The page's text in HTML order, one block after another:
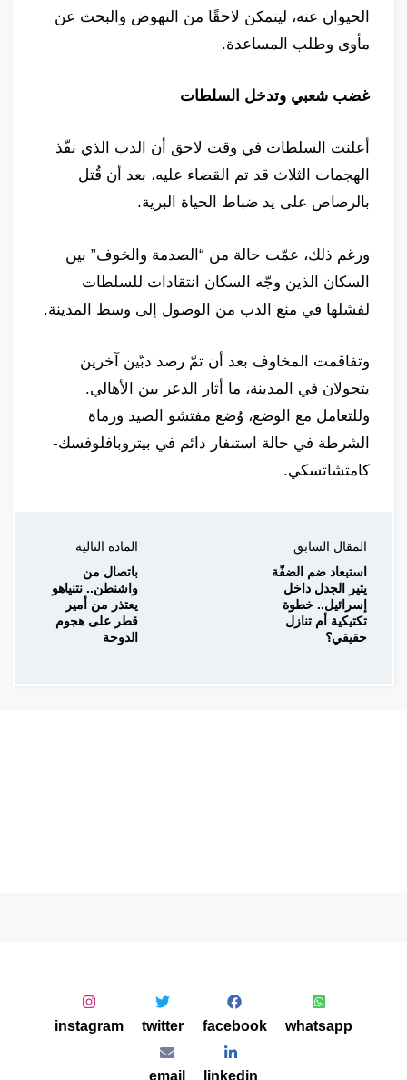
الحيوان عنه، ليتمكن لاحقًا من النهوض والبحث عن
مأوى وطلب المساعدة.
غضب شعبي وتدخل السلطات
أعلنت السلطات في وقت لاحق أن الدب الذي نفّذ
الهجمات الثلاث قد تم القضاء عليه، بعد أن قُتل
بالرصاص على يد ضباط الحياة البرية.
ورغم ذلك، عمّت حالة من “الصدمة والخوف” بين
السكان الذين وجّه السكان انتقادات للسلطات
لفشلها في منع الدب من الوصول إلى وسط المدينة.
وتفاقمت المخاوف بعد أن تمّ رصد دبّين آخرين
يتجولان في المدينة، ما أثار الذعر بين الأهالي.
وللتعامل مع الوضع، وُضع مفتشو الصيد ورماة
الشرطة في حالة استنفار دائم في بيتروبافلوفسك-
كامتشاتسكي.
المقال السابق
استبعاد ضم الضفّة
يثير الجدل داخل
إسرائيل.. خطوة
تكتيكية أم تنازل
حقيقي؟
المادة التالية
باتصال من
واشنطن.. نتنياهو
يعتذر من أمير
قطر على هجوم
الدوحة
whatsapp
facebook
twitter
instagram
linkedin
email